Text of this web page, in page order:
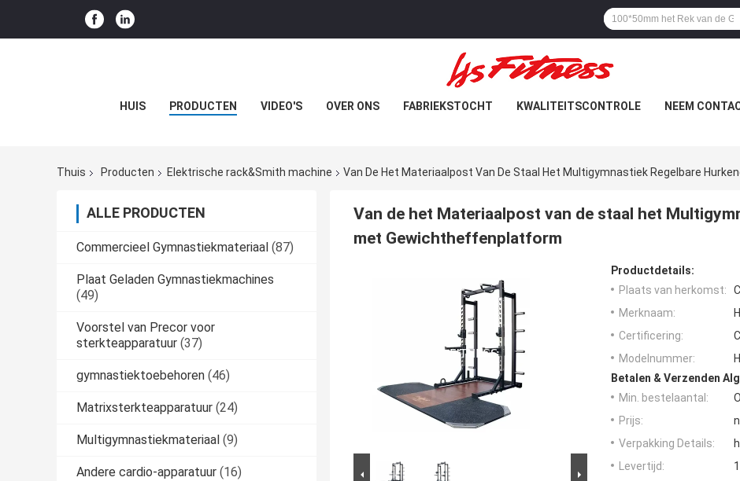
HUIS PRODUCTEN VIDEO'S OVER ONS FABRIEKSTOCHT KWALITEITSCONTROLE NEEM
Thuis Producten Elektrische rack&Smith machine Van De Het Materiaalpost Van De Staal Het Multigymnastiek Regelbare
ALLE PRODUCTEN
Commercieel Gymnastiekmateriaal (87)
Plaat Geladen Gymnastiekmachines
(49)
Voorstel van Precor voor
sterkteapparatuur (37)
gymnastiektoebehoren (46)
Matrixsterkteapparatuur (24)
Multigymnastiekmateriaal (9)
Andere cardio-apparatuur (16)
Van de het Materiaalpost van de staal het
met Gewichtheffenplatform
Productdetails:
Plaats van herkomst:
Merknaam:
Certificering:
Modelnummer:
Betalen & Verzenden
Min. bestelaantal:
Prijs:
Verpakking Details:
Levertijd: